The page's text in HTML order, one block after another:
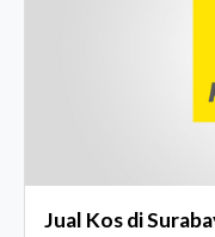
Jual Kos di